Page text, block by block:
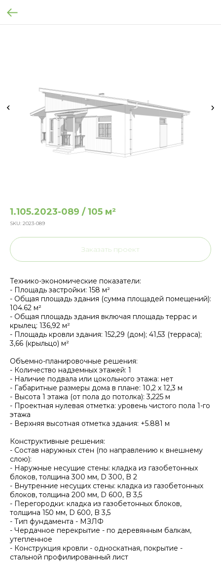
1.105.2023-089 / 105 м²
SKU: 2023-089
Заказать проект
Технико-экономические показатели:
- Площадь застройки: 158 м²
- Общая площадь здания (сумма площадей помещений):
104.62 м²
- Общая площадь здания включая площадь террас и
крылец: 136,92 м²
- Площадь кровли здания: 152,29 (дом); 41,53 (терраса);
3,66 (крыльцо) м²
Объемно-планировочные решения:
- Количество надземных этажей: 1
- Наличие подвала или цокольного этажа: нет
- Габаритные размеры дома в плане: 10,2 х 12,3 м
- Высота 1 этажа (от пола до потолка): 3,225 м
- Проектная нулевая отметка: уровень чистого пола 1-го
этажа
- Верхняя высотная отметка здания: +5.881 м
Конструктивные решения:
- Состав наружных стен (по направлению к внешнему
слою):
- Наружные несущие стены: кладка из газобетонных
блоков, толщина 300 мм, D 300, B 2
- Внутренние несущих стены: кладка из газобетонных
блоков, толщина 200 мм, D 600, B 3,5
- Перегородки: кладка из газобетонных блоков,
толщина 150 мм, D 600, B 3,5
- Тип фундамента - МЗЛФ
- Чердачное перекрытие - по деревянным балкам,
утепленное
- Конструкция кровли - односкатная, покрытие -
стальной профилированный лист